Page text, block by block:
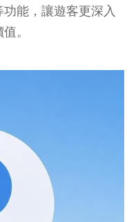
能，讓遊客更深入
。